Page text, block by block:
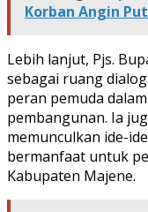
Korban Angin
Lebih lanjut, Pjs.
sebagai ruang
peran pemuda
pembangunan. Ia
memunculkan ide-
bermanfaat untuk
Kabupaten Majene.